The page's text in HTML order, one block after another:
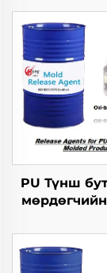
PU Түнш